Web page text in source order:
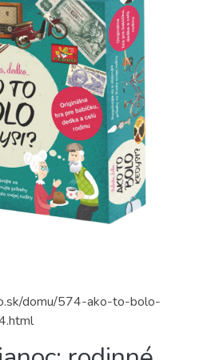
domu/574-ako-to-bolo-